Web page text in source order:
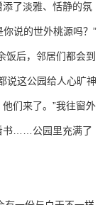
了淡雅、恬静的氛
你说的世外桃源吗？”
饭后，邻居们都会到
说这公园给人心旷神
们来了。”我往窗外
书……公园里充满了